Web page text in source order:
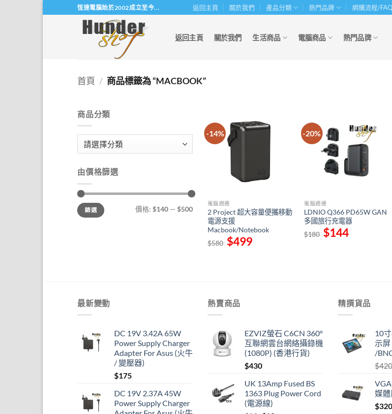
to
恆達電腦始於2002成立至今... 返回主頁 關於我們 產品分類 熱門品牌 網購流程/FAQ
返回主頁 關於我們 生活商品 電腦商品 熱門品牌
首頁 / 商品標籤為 “MACBOOK”
商品分類
由價格篩選
最
低
價
最
高
價
篩選 價格: $140 — $500
-14%
電腦週邊
2 Project 超大容量便攜移動
電源支援
Macbook/Notebook
$580
Original
price
$499Current
-20%
電腦週邊
LDNIO Q366 PD65W GAN
多國旅行充電器
$180
Original
price
$144price
最新變動
DC 19V 3.42A 65W
Power Supply Charger
Adapter For Asus (火牛
/ 變壓器)
$175
DC 19V 2.37A 45W
Power Supply Charger
熱賣商品
EZVIZ螢石 C6CN 360°
互聯網雲台網絡攝錄機
(1080P) (香港行貨)
$430
UK 13Amp Fused BS
1363 Plug Power Cord
(電源線)
精撰貨品
10
示
/
$420
媒
$320